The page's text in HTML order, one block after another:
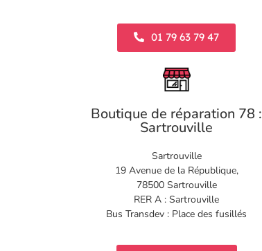
01 79 63 79 47
Boutique de réparation 78 :
Sartrouville
Sartrouville
19 Avenue de la République,
78500 Sartrouville
RER A : Sartrouville
Bus Transdev : Place des fusillés